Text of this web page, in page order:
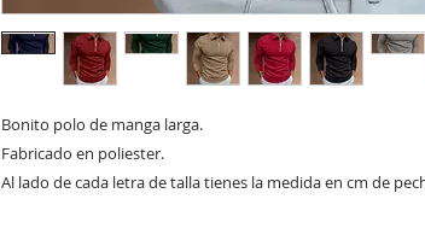
Bonito polo de manga larga.
Fabricado en poliester.
Al lado de cada letra de talla tienes la medida en cm de